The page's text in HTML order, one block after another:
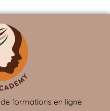
formations en ligne